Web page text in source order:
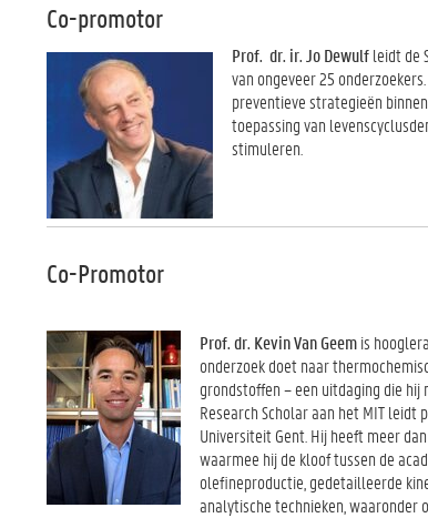
Co-promotor
Prof. dr. ir. Jo Dewulfleidt de
van ongeveer 25
preventieve strategieën
toepassing van
stimuleren.
Co-Promotor
Prof. dr. Kevin Van Geemis
onderzoek doet naar
grondstoffen – een uitdaging die
Research Scholar aan het MIT
Universiteit Gent. Hij heeft meer
waarmee hij de kloof tussen de
olefineproductie, gedetailleerde
analytische technieken, waaronder